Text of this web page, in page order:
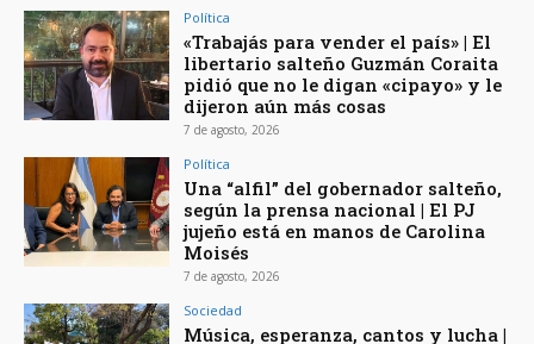
Política
«Trabajás para vender el país» | El
libertario salteño Guzmán Coraita
pidió que no le digan «cipayo» y le
dijeron aún más cosas
7 de agosto, 2026
Política
Una “alfil” del gobernador salteño,
según la prensa nacional | El PJ
jujeño está en manos de Carolina
Moisés
7 de agosto, 2026
Sociedad
Música, esperanza, cantos y lucha |